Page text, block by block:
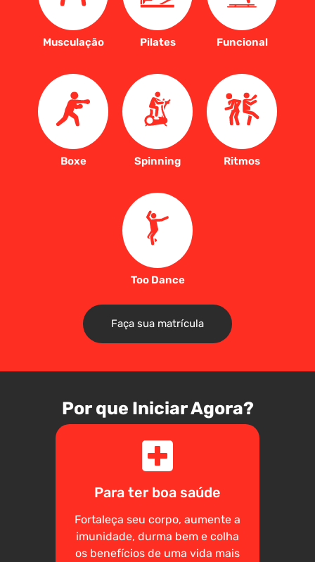
Musculação Pilates Funcional
Boxe Spinning Ritmos
Too Dance
Faça sua matrícula
Por que Iniciar Agora?
Para ter boa saúde
Fortaleça seu corpo, aumente a
imunidade, durma bem e colha
os benefícios de uma vida mais